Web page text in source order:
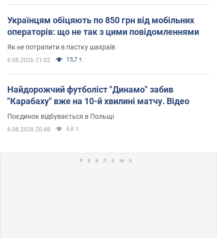
Українцям обіцяють по 850 грн від мобільних
операторів: що не так з цими повідомленнями
Як не потрапити в пастку шахраїв
6.08.2026 21:02 15,7 т.
Найдорожчий футболіст "Динамо" забив
"Карабаху" вже на 10-й хвилині матчу. Відео
Поєдинок відбувається в Польщі
6.08.2026 20:48 6,6 т.